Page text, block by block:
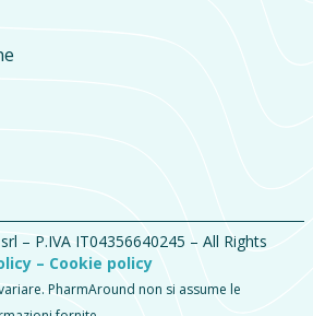
– P.IVA IT04356640245 – All Rights
– Cookie policy
PharmAround non si assume le